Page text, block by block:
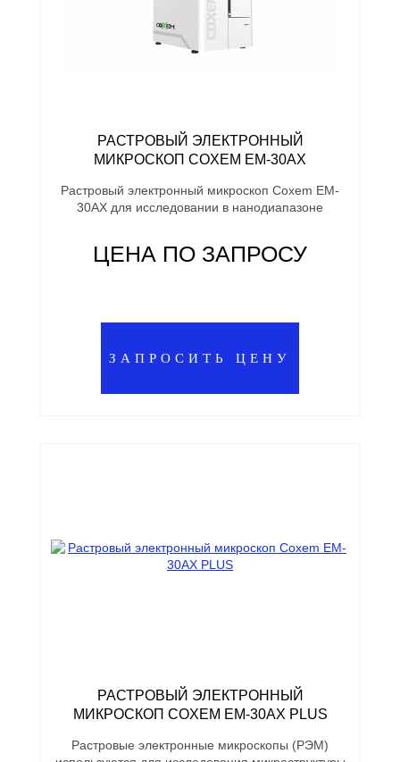
РАСТРОВЫЙ ЭЛЕКТРОННЫЙ
МИКРОСКОП COXEM EM-30AX
Растровый электронный микроскоп Coxem EM-
30AX для исследовании в нанодиапазоне
ЦЕНА ПО ЗАПРОСУ
ЗАПРОСИТЬ ЦЕНУ
РАСТРОВЫЙ ЭЛЕКТРОННЫЙ
МИКРОСКОП COXEM EM-30AX PLUS
Растровые электронные микроскопы (РЭМ)